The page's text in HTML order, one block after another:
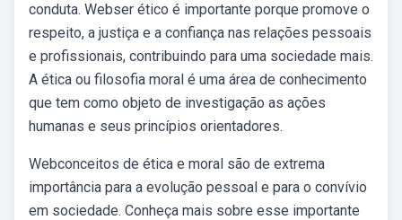
conduta. Webser ético é importante porque promove o
respeito, a justiça e a confiança nas relações pessoais
e profissionais, contribuindo para uma sociedade mais.
A ética ou filosofia moral é uma área de conhecimento
que tem como objeto de investigação as ações
humanas e seus princípios orientadores.
Webconceitos de ética e moral são de extrema
importância para a evolução pessoal e para o convívio
em sociedade. Conheça mais sobre esse importante